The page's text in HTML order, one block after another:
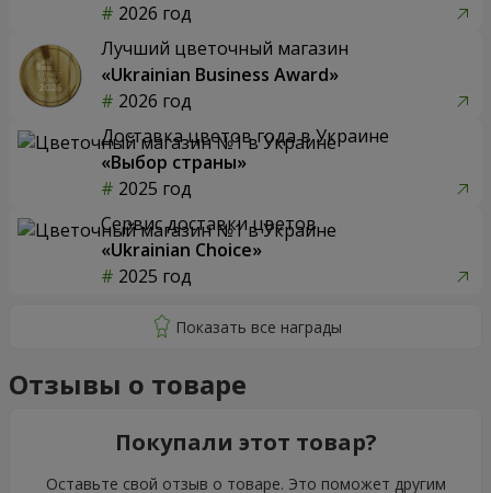
2026 год
Лучший цветочный магазин
«Ukrainian Business Award»
2026 год
Доставка цветов года в Украине
«Выбор страны»
2025 год
Сервис доставки цветов
«Ukrainian Choice»
2025 год
Отзывы о товаре
Покупали этот товар?
Оставьте свой отзыв о товаре. Это поможет другим